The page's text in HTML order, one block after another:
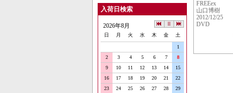
入荷日検索
2026年8月
日 月 火 水 木 金 土
1
2
3 4 5 6 7
8
9
10 11 12 13 14
15
16
17 18 19 20 21
22
23
24 25 26 27 28
29
FREEex
山口博樹
2012/12/25
DVD